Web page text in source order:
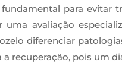
para evitar
uma avaliação
diferenciar
a recuperação, pois um